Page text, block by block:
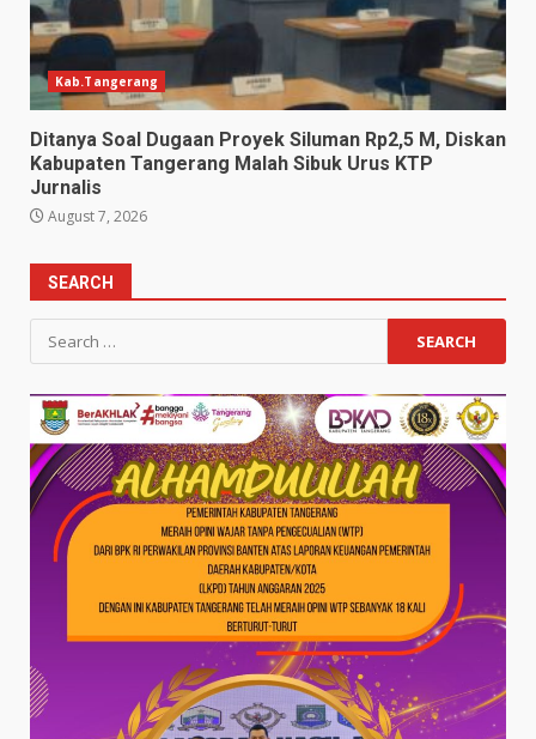
Kab.Tangerang
Ditanya Soal Dugaan Proyek Siluman Rp2,5 M, Diskan
Kabupaten Tangerang Malah Sibuk Urus KTP
Jurnalis
August 7, 2026
SEARCH
Search
for: